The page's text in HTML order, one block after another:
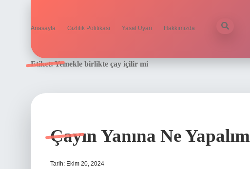
Anasayfa Gizlilik Politikası Yasal Uyarı Hakkımızda
Etiket:Yemekle birlikte çay içilir mi
Çayın Yanına Ne Yapalım
Tarih: Ekim 20, 2024